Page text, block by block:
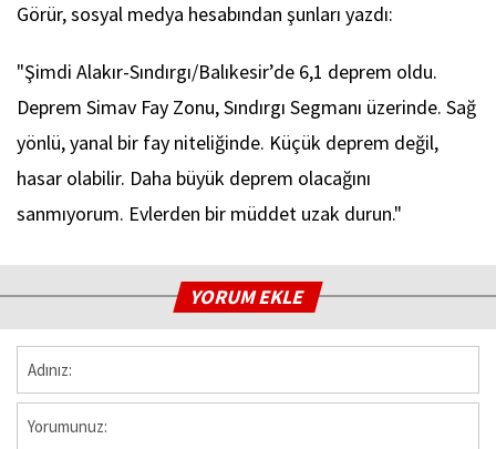
Görür, sosyal medya hesabından şunları yazdı:
"Şimdi Alakır-Sındırgı/Balıkesir’de 6,1 deprem oldu.
Deprem Simav Fay Zonu, Sındırgı Segmanı üzerinde. Sağ
yönlü, yanal bir fay niteliğinde. Küçük deprem değil,
hasar olabilir. Daha büyük deprem olacağını
sanmıyorum. Evlerden bir müddet uzak durun."
YORUM EKLE